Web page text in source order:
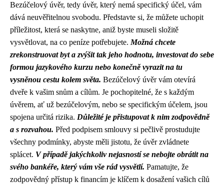
Bezúčelový úvěr, tedy úvěr, který nemá specifický účel, vám
dává neuvěřitelnou svobodu. Představte si, že můžete uchopit
příležitost, která se naskytne, aniž byste museli složitě
vysvětlovat, na co peníze potřebujete. Možná chcete
zrekonstruovat byt a zvýšit tak jeho hodnotu, investovat do sebe
formou jazykového kurzu nebo konečně vyrazit na tu
vysněnou cestu kolem světa. Bezúčelový úvěr vám otevírá
dveře k vašim snům a cílům. Je pochopitelné, že s každým
úvěrem, ať už bezúčelovým, nebo se specifickým účelem, jsou
spojena určitá rizika. Důležité je přistupovat k nim zodpovědně
a s rozvahou. Před podpisem smlouvy si pečlivě prostudujte
všechny podmínky, abyste měli jistotu, že úvěr zvládnete
splácet. V případě jakýchkoliv nejasností se nebojte obrátit na
svého bankéře, který vám vše rád vysvětlí. Pamatujte, že
zodpovědný přístup k financím je klíčem k dosažení vašich cílů